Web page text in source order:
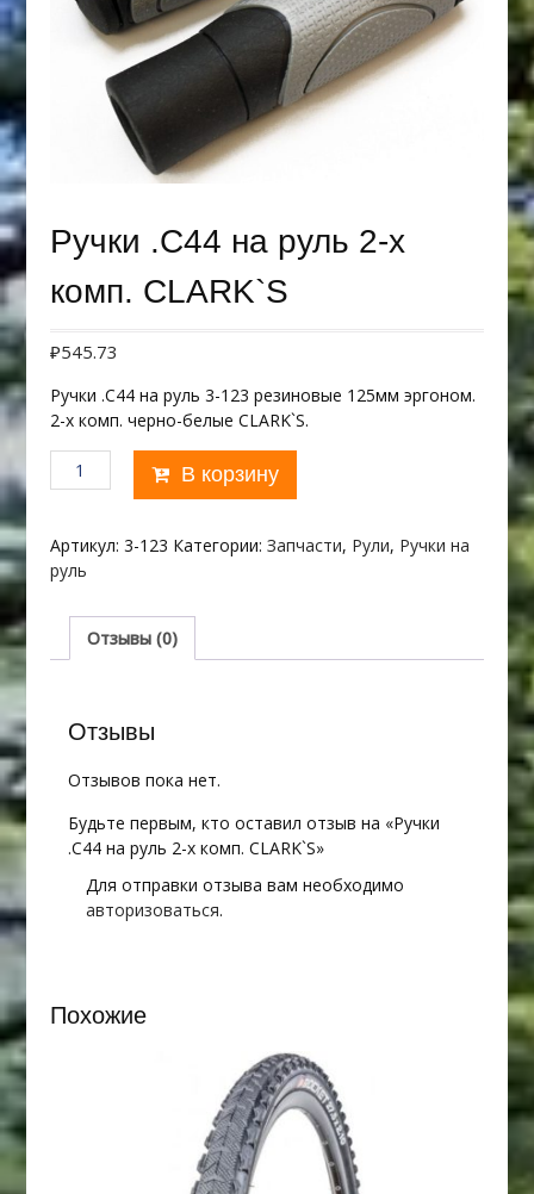
Ручки .С44 на руль 2-х
комп. CLARK`S
₽545.73
Ручки .С44 на руль 3-123 резиновые 125мм эргоном.
2-х комп. черно-белые CLARK`S.
Количество
товара
.С44
на
руль
комп.
В корзину
Артикул: 3-123 Категории: Запчасти, Рули, Ручки на
руль
Отзывы (0)
Отзывы
Отзывов пока нет.
Будьте первым, кто оставил отзыв на «Ручки
.С44 на руль 2-х комп. CLARK`S»
Для отправки отзыва вам необходимо
авторизоваться.
Похожие